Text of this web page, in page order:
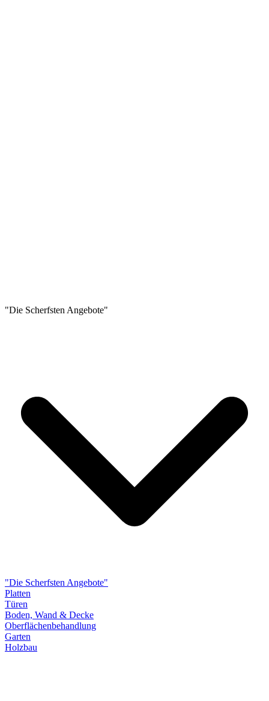
"Die Scherfsten Angebote"
"Die Scherfsten Angebote"
Platten
Türen
Boden, Wand & Decke
Oberflächenbehandlung
Garten
Holzbau